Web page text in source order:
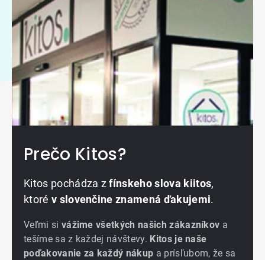
Prečo Kitos?
Kitos pochádza zfínskeho slova kiitos,
ktoré v slovenčine znamená ďakujemi.
Veľmi si vážime všetkých našich zákazníkov a
tešíme sa z každej návštevy. Kitos je naše
poďakovanie za každý nákup a prísľubom, že sa